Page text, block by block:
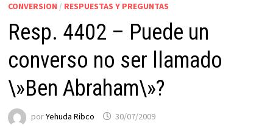
CONVERSION / RESPUESTAS Y PREGUNTAS
Resp. 4402 – Puede un
converso no ser llamado
\»Ben Abraham\»?
porYehuda Ribco 30/07/2009